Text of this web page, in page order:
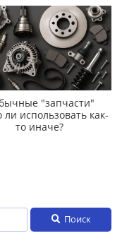
"запчасти"
использовать как-
то иначе?
Поиск